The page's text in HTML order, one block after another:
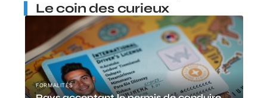
Le coin des curieux
FORMALITÉS